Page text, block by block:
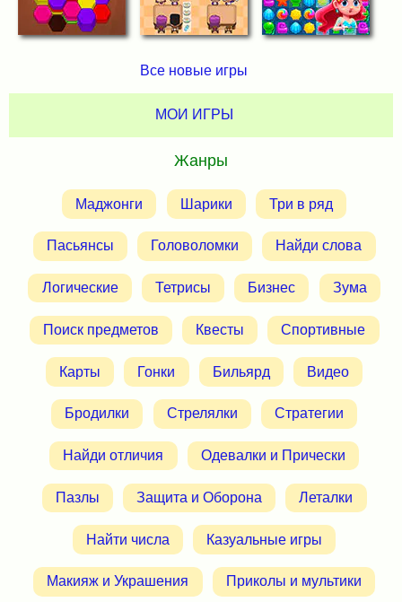
Все новые игры
МОИ ИГРЫ
Жанры
Маджонги Шарики Три в ряд
Пасьянсы Головоломки Найди слова
Логические Тетрисы Бизнес Зума
Поиск предметов Квесты Спортивные
Карты Гонки Бильярд Видео
Бродилки Стрелялки Стратегии
Найди отличия Одевалки и Прически
Пазлы Защита и Оборона Леталки
Найти числа Казуальные игры
Макияж и Украшения Приколы и мультики